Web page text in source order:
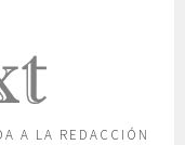
A LA REDACCIÓN